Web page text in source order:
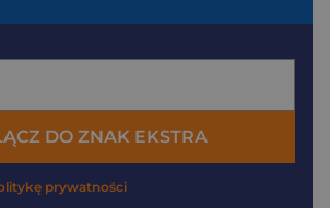
DO ZNAK EKSTRA
prywatności